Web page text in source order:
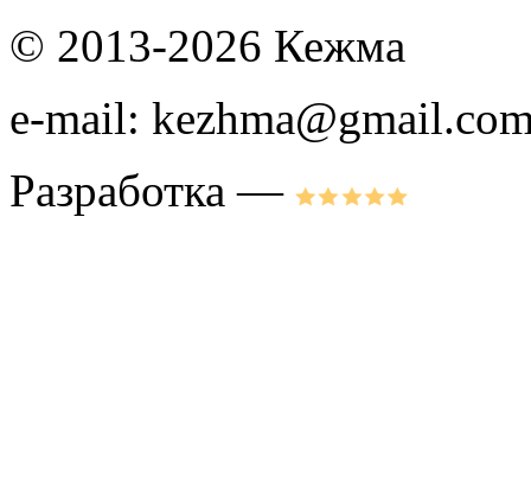
© 2013-2026 Кежма
e-mail:
Разработка —